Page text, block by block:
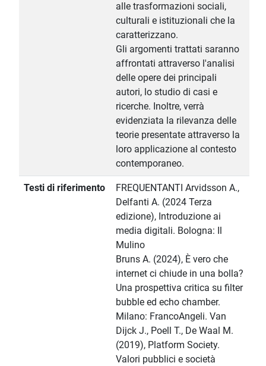
alle trasformazioni sociali,
culturali e istituzionali che la
caratterizzano.
Gli argomenti trattati saranno
affrontati attraverso l'analisi
delle opere dei principali
autori, lo studio di casi e
ricerche. Inoltre, verrà
evidenziata la rilevanza delle
teorie presentate attraverso la
loro applicazione al contesto
contemporaneo.
Testi di riferimento
FREQUENTANTI Arvidsson A.,
Delfanti A. (2024 Terza
edizione), Introduzione ai
media digitali. Bologna: Il
Mulino
Bruns A. (2024), È vero che
internet ci chiude in una bolla?
Una prospettiva critica su filter
bubble ed echo chamber.
Milano: FrancoAngeli. Van
Dijck J., Poell T., De Waal M.
(2019), Platform Society.
Valori pubblici e società